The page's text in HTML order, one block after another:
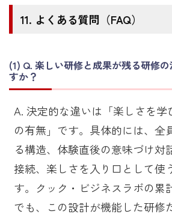
よくある質問（FAQ）
Q. 楽しい研修と成果が残る研修
すか？
A. 決定的な違いは「楽しさを学
の有無」です。具体的には、全
る構造、体験直後の意味づけ対
接続、楽しさを入り口として使
す。クック・ビジネスラボの累
でも、この設計が機能した研修